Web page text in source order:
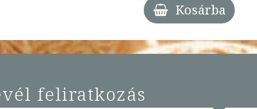
Kosárba
feliratkozás